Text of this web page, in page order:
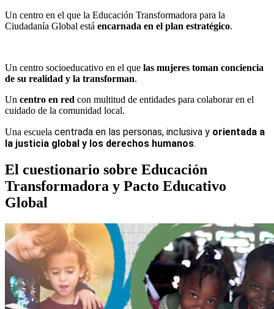
Un centro en el que la Educación Transformadora para la
Ciudadanía Global está encarnada en el plan estratégico.
Un centro socioeducativo en el que las mujeres toman conciencia
de su realidad y la transforman.
Un centro en red con multitud de entidades para colaborar en el
cuidado de la comunidad local.
Una escuela centrada en las personas, inclusiva y orientada a
la justicia global y los derechos humanos.
El cuestionario sobre Educación
Transformadora y Pacto Educativo
Global